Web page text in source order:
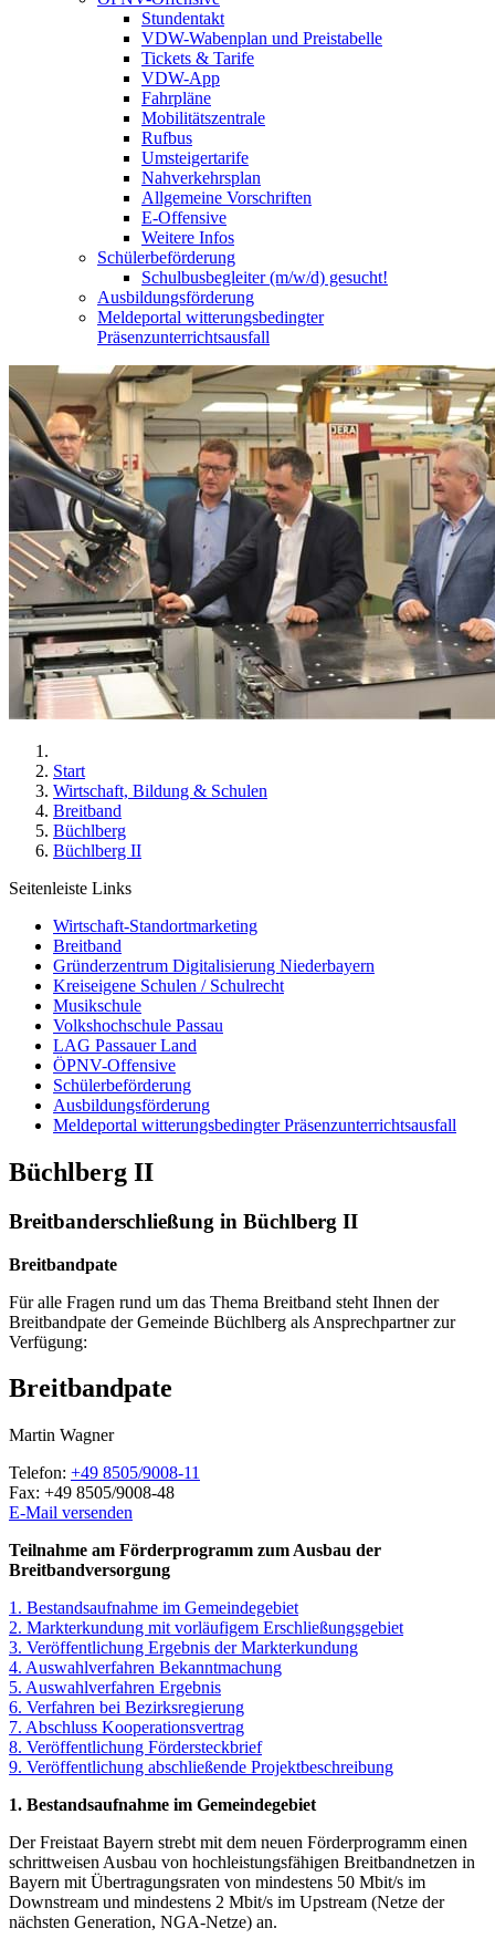
Stundentakt
VDW-Wabenplan und Preistabelle
Tickets & Tarife
VDW-App
Fahrpläne
Mobilitätszentrale
Rufbus
Umsteigertarife
Nahverkehrsplan
Allgemeine Vorschriften
E-Offensive
Weitere Infos
Schülerbeförderung
Schulbusbegleiter (m/w/d) gesucht!
Ausbildungsförderung
Meldeportal witterungsbedingter
Präsenzunterrichtsausfall
Start
Wirtschaft, Bildung & Schulen
Breitband
Büchlberg
Büchlberg II
Seitenleiste Links
Wirtschaft-Standortmarketing
Breitband
Gründerzentrum Digitalisierung Niederbayern
Kreiseigene Schulen / Schulrecht
Musikschule
Volkshochschule Passau
LAG Passauer Land
ÖPNV-Offensive
Schülerbeförderung
Ausbildungsförderung
Meldeportal witterungsbedingter Präsenzunterrichtsausfall
Büchlberg II
Breitbanderschließung in Büchlberg II
Breitbandpate
Für alle Fragen rund um das Thema Breitband steht Ihnen der
Breitbandpate der Gemeinde Büchlberg als Ansprechpartner zur
Verfügung:
Breitbandpate
Martin Wagner
Telefon: +49 8505/9008-11
Fax: +49 8505/9008-48
E-Mail versenden
Teilnahme am Förderprogramm zum Ausbau der
Breitbandversorgung
1. Bestandsaufnahme im Gemeindegebiet
2. Markterkundung mit vorläufigem Erschließungsgebiet
3. Veröffentlichung Ergebnis der Markterkundung
4. Auswahlverfahren Bekanntmachung
5. Auswahlverfahren Ergebnis
6. Verfahren bei Bezirksregierung
7. Abschluss Kooperationsvertrag
8. Veröffentlichung Fördersteckbrief
9. Veröffentlichung abschließende Projektbeschreibung
1. Bestandsaufnahme im Gemeindegebiet
Der Freistaat Bayern strebt mit dem neuen Förderprogramm einen
schrittweisen Ausbau von hochleistungsfähigen Breitbandnetzen in
Bayern mit Übertragungsraten von mindestens 50 Mbit/s im
Downstream und mindestens 2 Mbit/s im Upstream (Netze der
nächsten Generation, NGA-Netze) an.